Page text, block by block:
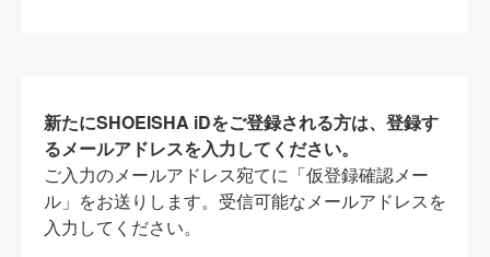
新たにSHOEISHA iDをご登録される方は、登録す
るメールアドレスを入力してください。
ご入力のメールアドレス宛てに「仮登録確認メー
ル」をお送りします。受信可能なメールアドレスを
入力してください。